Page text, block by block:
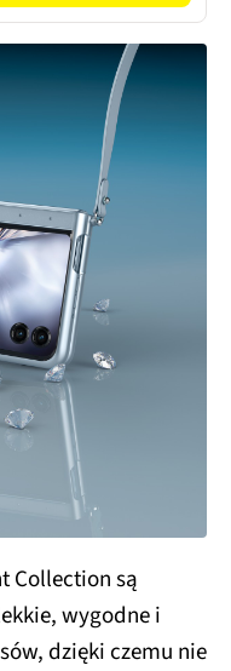
Collection są
wygodne i
dzięki czemu nie